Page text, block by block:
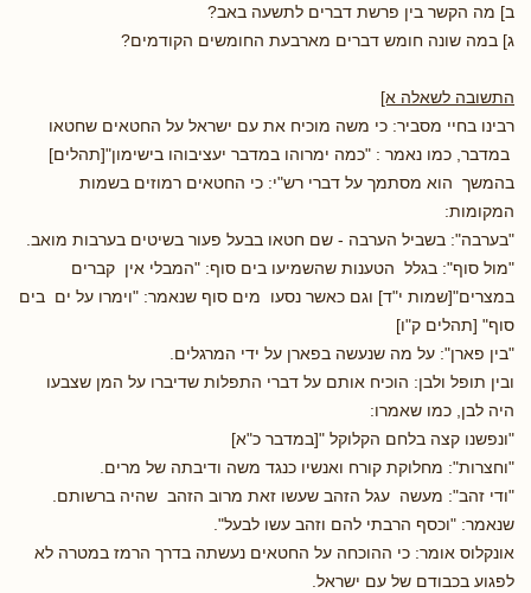
ב] מה הקשר בין פרשת דברים לתשעה באב?
ג] במה שונה חומש דברים מארבעת החומשים הקודמים?
התשובה לשאלה א]
רבינו בחיי מסביר: כי משה מוכיח את עם ישראל על החטאים שחטאו
במדבר, כמו נאמר : "כמה ימרוהו במדבר יעציבוהו בישימון"[תהלים]
בהמשך הוא מסתמך על דברי רש"י: כי החטאים רמוזים בשמות
המקומות:
"בערבה": בשביל הערבה - שם חטאו בבעל פעור בשיטים בערבות מואב.
"מול סוף": בגלל הטענות שהשמיעו בים סוף: "המבלי אין קברים
במצרים"[שמות י"ד] וגם כאשר נסעו מים סוף שנאמר: "וימרו על ים בים
סוף" [תהלים ק"ו]
"בין פארן": על מה שנעשה בפארן על ידי המרגלים.
ובין תופל ולבן: הוכיח אותם על דברי התפלות שדיברו על המן שצבעו
היה לבן, כמו שאמרו:
"ונפשנו קצה בלחם הקלוקל "[במדבר כ"א]
"וחצרות": מחלוקת קורח ואנשיו כנגד משה ודיבתה של מרים.
"ודי זהב": מעשה עגל הזהב שעשו זאת מרוב הזהב שהיה ברשותם.
שנאמר: "וכסף הרבתי להם וזהב עשו לבעל".
אונקלוס אומר: כי ההוכחה על החטאים נעשתה בדרך הרמז במטרה לא
לפגוע בכבודם של עם ישראל.